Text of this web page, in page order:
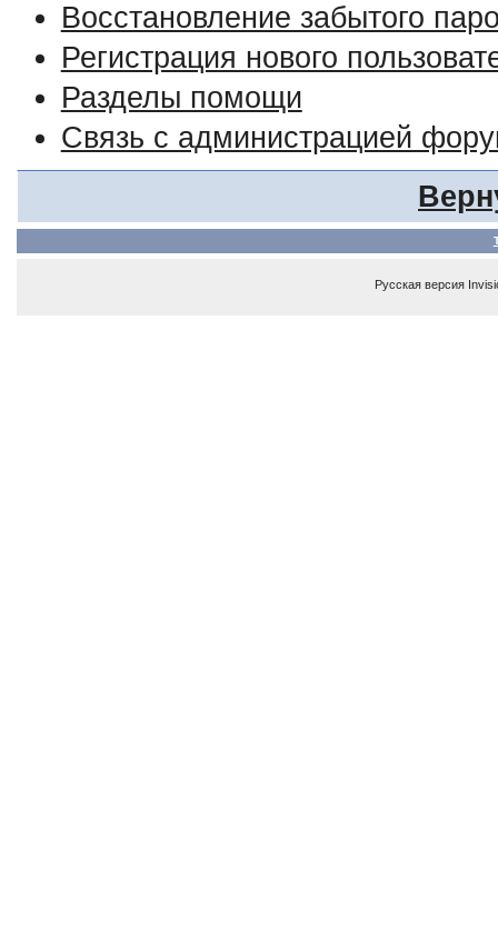
Восстановление забытого
Регистрация нового
Разделы помощи
Связь с администрацией
Русская версия